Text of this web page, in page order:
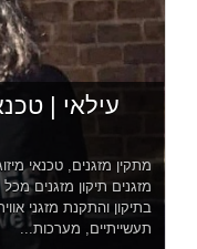
עילאי |
מתקין מזגנים, טכנאי
מזגנים תיקון מזגנים
בתיקון והתקנת מזגני
תעשייתיים, מערכות...